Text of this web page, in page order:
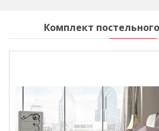
Комплект